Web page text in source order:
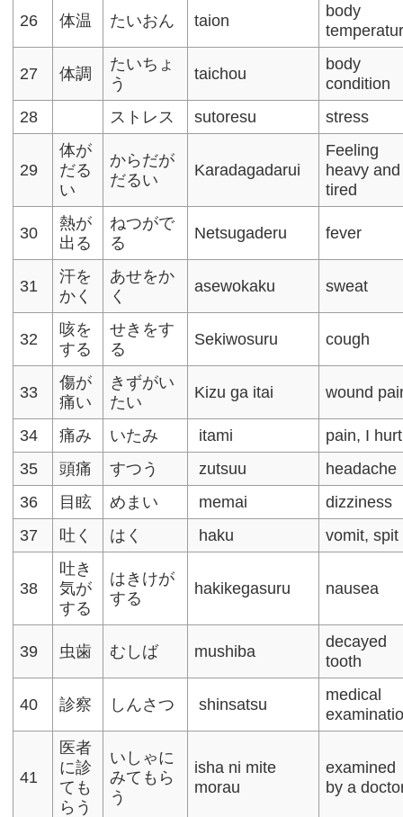
26 体温 たいおん taion
body
27 体調
たいちょ
う
taichou
body
condition
28
ストレス sutoresu stress
29
体が
だる
い
からだが
だるい
Karadagadarui
Feeling
heavy and
tired
30
熱が
出る
ねつがで
る
Netsugaderu fever
31
汗を
かく
あせをか
く
asewokaku sweat
32
咳を
する
せきをす
る
Sekiwosuru cough
33
傷が
痛い
きずがい
たい
Kizu ga itai wound
34 痛み いたみ itami
pain, I hurt
35
頭痛 すつう zutsuu
headache
36
目眩 めまい memai
dizziness
37
吐く はく haku vomit, spit
38
吐き
気が
する
はきけが
する
hakikegasuru nausea
39 虫歯 むしば mushiba
decayed
tooth
40 診察 しんさつ shinsatsu
medical
41
医者
に診
ても
らう
いしゃに
みてもら
う
isha ni mite
morau
examined
by a